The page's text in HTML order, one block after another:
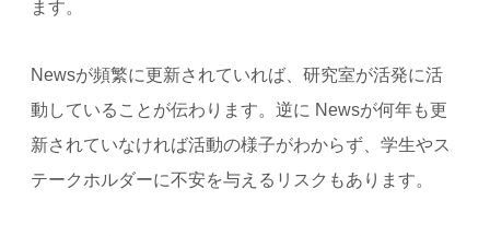
ます。
Newsが頻繁に更新されていれば、研究室が活発に活
動していることが伝わります。逆に Newsが何年も更
新されていなければ活動の様子がわからず、学生やス
テークホルダーに不安を与えるリスクもあります。